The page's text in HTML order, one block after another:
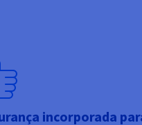
incorporada